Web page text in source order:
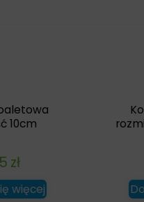
10cm
zł
więcej